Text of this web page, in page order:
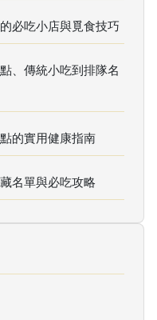
必吃小店與覓食技巧
、傳統小吃到排隊名
的實用健康指南
名單與必吃攻略